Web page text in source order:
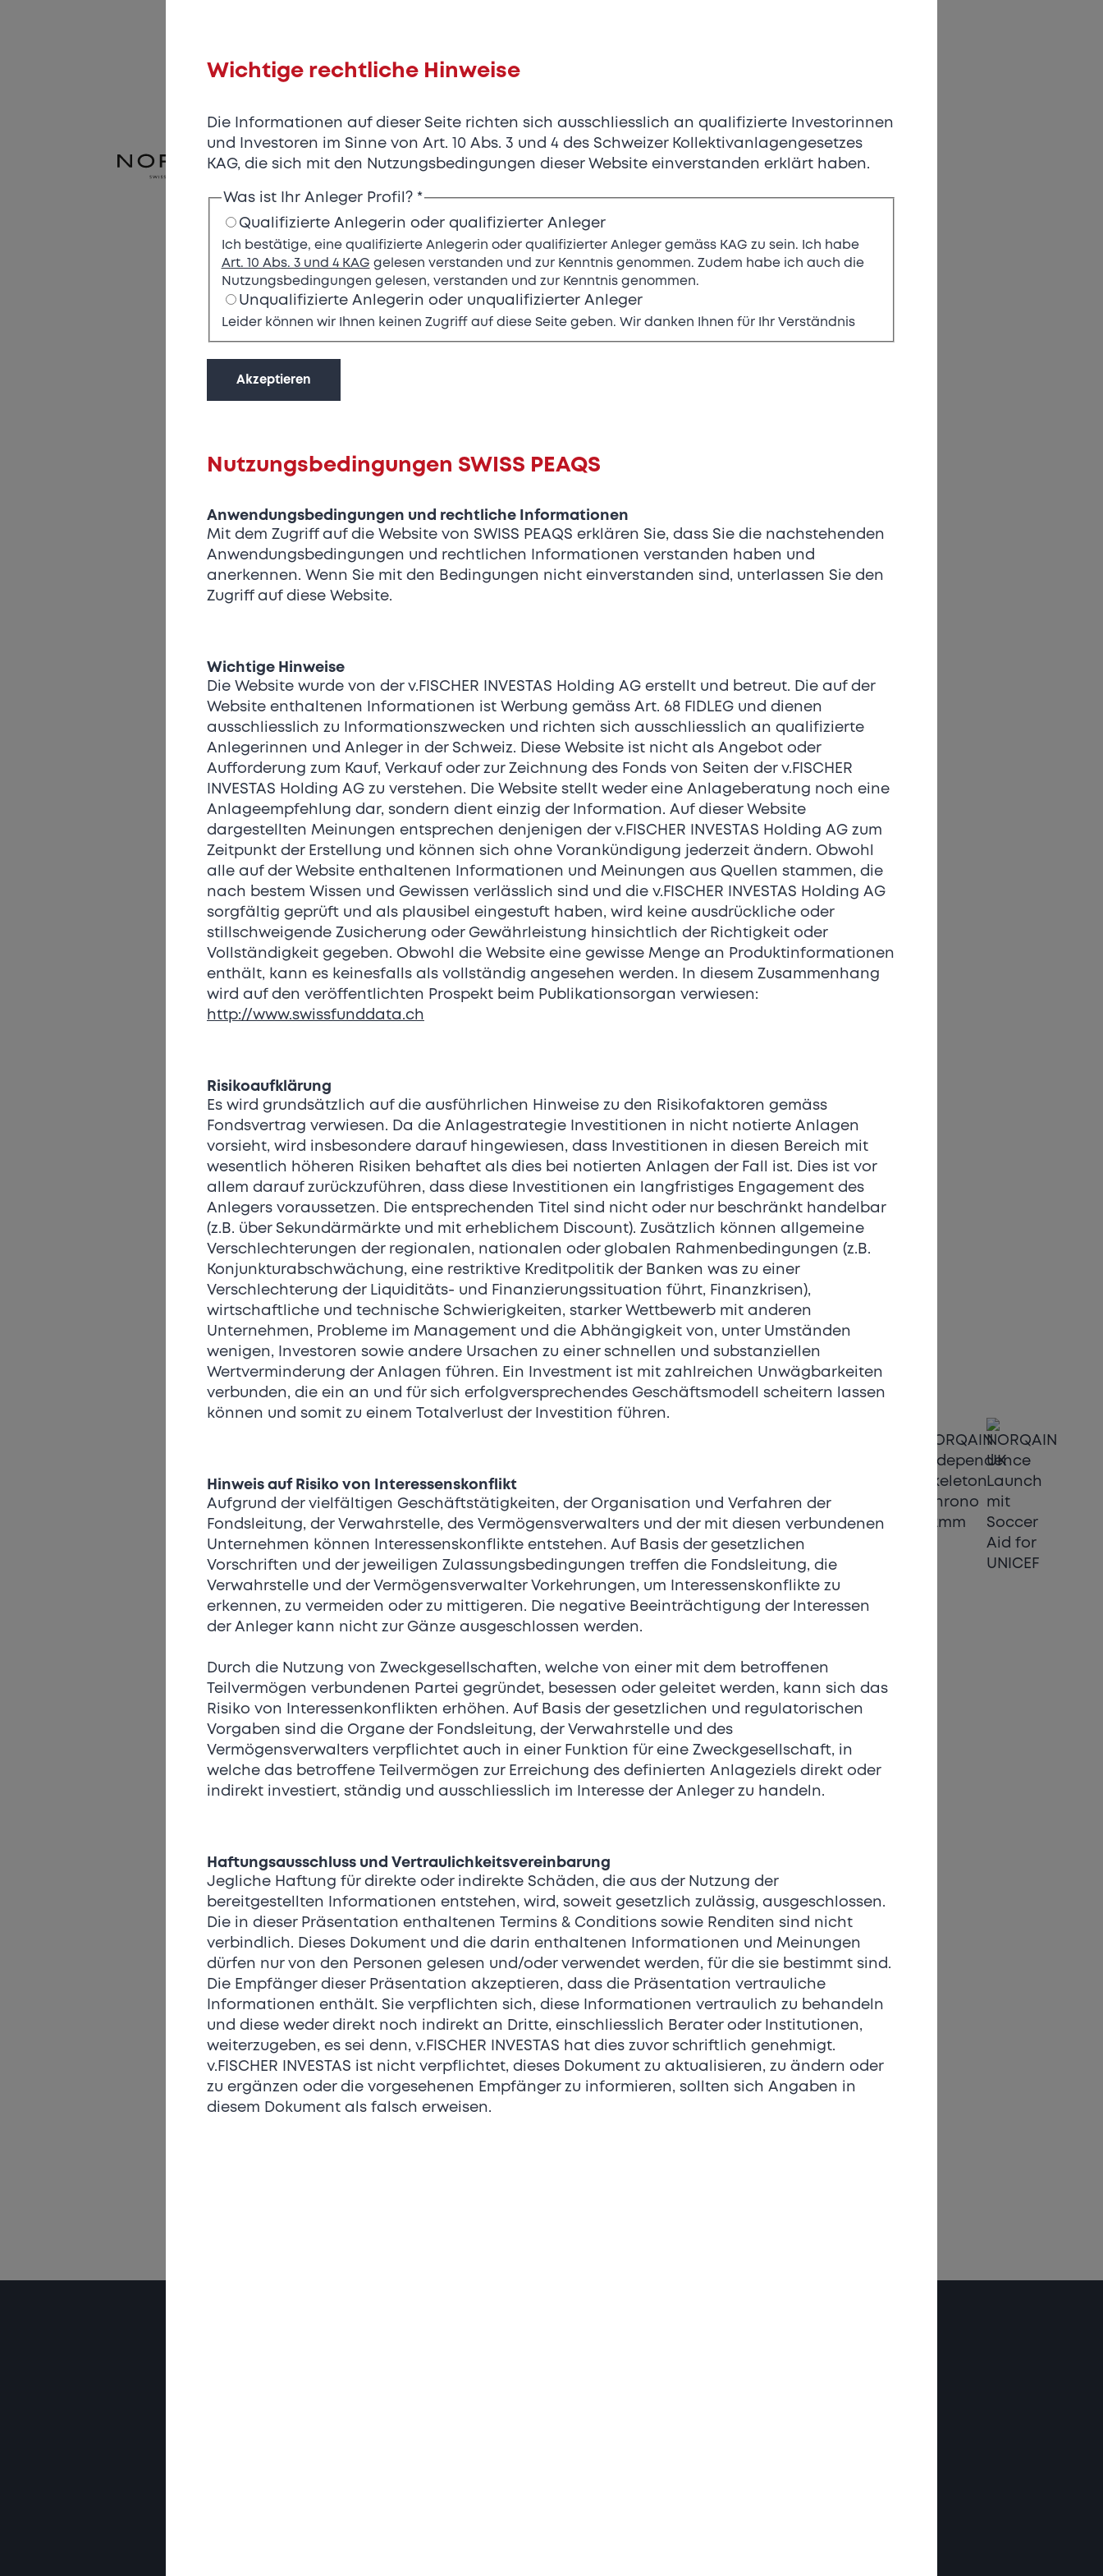
Unabhängigkeit,
Innovation, Schweizer
Uhrmacherkunst
NORQAIN ist eine unabhängige, familiengeführte Schweizer
Uhrenmarke mit Sitz in Nidau bei Biel. Gegründet 2018 von Ben
Küffer, hat sich NORQAIN schnell als angesehene, innovative
darunter Jean-Claude Biver als Advisor to the Board – unterstützt
Drei Kollektionen, ein unverwechselbarer Stil:
Independence : Innovative Sportuhren mit markantem Design
Jede NORQAIN wird mit höchster Präzision in der Schweiz
gefertigt und ausschliesslich mit mechanischen
Automatikwerken ausgestattet. In Zusammenarbeit mit Kenissi
und Manufacture AMT hat NORQAIN exklusive Manufakturkaliber
entwickelt, die Schweizer Präzision und Zuverlässigkeit auf
höchstem Niveau garantieren.
Die Innovationskraft der Marke zeigt sich nicht nur in der
Uhrmacherkunst, sondern auch in der Materialtechnologie:
NORTEQ®, ein eigens entwickeltes Carbonfaser-Material, setzt
neue Massstäbe. Sechsmal leichter als Stahl, extrem
widerstandsfähig und visuell unverkennbar, steht es für
kompromisslose Qualität, modernste Technik und den
unermüdlichen Antrieb, die Grenzen der Uhrmacherei immer
wieder neu zu definieren.
Als unabhängiges Unternehmen geht NORQAIN seinen eigenen
Möchten Sie Teil dieses exklusiven Investment-Kreises werden?
mehr zu NORQAIN In SWISS PEAQS investieren
Bilder
Facts
Mitarbeitende
Mehrheitsbesitz Familie, private
Investorinnen und Investoren,
Schlüsselexponten und
Ambassadoren
Wachstumstreiber
Hochwertige Schweizer
Uhrmacherkunst
Unabhängigkeit & Familienführung
Langfristige Vision &
Innovationskraft
Exklusivität und Community-
Wichtige rechtliche Hinweise
Die Informationen auf dieser Seite richten sich ausschliesslich an qualifizierte Investorinnen
und Investoren im Sinne von Art. 10 Abs. 3 und 4 des Schweizer Kollektivanlagengesetzes
KAG, die sich mit den Nutzungsbedingungen dieser Website einverstanden erklärt haben.
Was ist Ihr Anleger Profil? *
Qualifizierte Anlegerin oder qualifizierter Anleger
Ich bestätige, eine qualifizierte Anlegerin oder qualifizierter Anleger gemäss KAG zu sein. Ich habe
Art. 10 Abs. 3 und 4 KAG gelesen verstanden und zur Kenntnis genommen. Zudem habe ich auch die
Nutzungsbedingungen gelesen, verstanden und zur Kenntnis genommen.
Unqualifizierte Anlegerin oder unqualifizierter Anleger
Leider können wir Ihnen keinen Zugriff auf diese Seite geben. Wir danken Ihnen für Ihr Verständnis
Akzeptieren
Nutzungsbedingungen SWISS PEAQS
Anwendungsbedingungen und rechtliche Informationen
Mit dem Zugriff auf die Website von SWISS PEAQS erklären Sie, dass Sie die nachstehenden
Anwendungsbedingungen und rechtlichen Informationen verstanden haben und
anerkennen. Wenn Sie mit den Bedingungen nicht einverstanden sind, unterlassen Sie den
Zugriff auf diese Website.
Wichtige Hinweise
Die Website wurde von der v.FISCHER INVESTAS Holding AG erstellt und betreut. Die auf der
Website enthaltenen Informationen ist Werbung gemäss Art. 68 FIDLEG und dienen
ausschliesslich zu Informationszwecken und richten sich ausschliesslich an qualifizierte
Anlegerinnen und Anleger in der Schweiz. Diese Website ist nicht als Angebot oder
Aufforderung zum Kauf, Verkauf oder zur Zeichnung des Fonds von Seiten der v.FISCHER
INVESTAS Holding AG zu verstehen. Die Website stellt weder eine Anlageberatung noch eine
Anlageempfehlung dar, sondern dient einzig der Information. Auf dieser Website
dargestellten Meinungen entsprechen denjenigen der v.FISCHER INVESTAS Holding AG zum
Zeitpunkt der Erstellung und können sich ohne Vorankündigung jederzeit ändern. Obwohl
alle auf der Website enthaltenen Informationen und Meinungen aus Quellen stammen, die
nach bestem Wissen und Gewissen verlässlich sind und die v.FISCHER INVESTAS Holding AG
sorgfältig geprüft und als plausibel eingestuft haben, wird keine ausdrückliche oder
stillschweigende Zusicherung oder Gewährleistung hinsichtlich der Richtigkeit oder
Vollständigkeit gegeben. Obwohl die Website eine gewisse Menge an Produktinformationen
enthält, kann es keinesfalls als vollständig angesehen werden. In diesem Zusammenhang
wird auf den veröffentlichten Prospekt beim Publikationsorgan verwiesen:
http://www.swissfunddata.ch
Risikoaufklärung
Es wird grundsätzlich auf die ausführlichen Hinweise zu den Risikofaktoren gemäss
Fondsvertrag verwiesen. Da die Anlagestrategie Investitionen in nicht notierte Anlagen
vorsieht, wird insbesondere darauf hingewiesen, dass Investitionen in diesen Bereich mit
wesentlich höheren Risiken behaftet als dies bei notierten Anlagen der Fall ist. Dies ist vor
allem darauf zurückzuführen, dass diese Investitionen ein langfristiges Engagement des
Anlegers voraussetzen. Die entsprechenden Titel sind nicht oder nur beschränkt handelbar
(z.B. über Sekundärmärkte und mit erheblichem Discount). Zusätzlich können allgemeine
Verschlechterungen der regionalen, nationalen oder globalen Rahmenbedingungen (z.B.
Konjunkturabschwächung, eine restriktive Kreditpolitik der Banken was zu einer
Verschlechterung der Liquiditäts- und Finanzierungssituation führt, Finanzkrisen),
wirtschaftliche und technische Schwierigkeiten, starker Wettbewerb mit anderen
Unternehmen, Probleme im Management und die Abhängigkeit von, unter Umständen
wenigen, Investoren sowie andere Ursachen zu einer schnellen und substanziellen
Wertverminderung der Anlagen führen. Ein Investment ist mit zahlreichen Unwägbarkeiten
verbunden, die ein an und für sich erfolgversprechendes Geschäftsmodell scheitern lassen
können und somit zu einem Totalverlust der Investition führen.
Hinweis auf Risiko von Interessenskonflikt
Aufgrund der vielfältigen Geschäftstätigkeiten, der Organisation und Verfahren der
Fondsleitung, der Verwahrstelle, des Vermögensverwalters und der mit diesen verbundenen
Unternehmen können Interessenskonflikte entstehen. Auf Basis der gesetzlichen
Vorschriften und der jeweiligen Zulassungsbedingungen treffen die Fondsleitung, die
Verwahrstelle und der Vermögensverwalter Vorkehrungen, um Interessenskonflikte zu
erkennen, zu vermeiden oder zu mittigeren. Die negative Beeinträchtigung der Interessen
der Anleger kann nicht zur Gänze ausgeschlossen werden.
Durch die Nutzung von Zweckgesellschaften, welche von einer mit dem betroffenen
Teilvermögen verbundenen Partei gegründet, besessen oder geleitet werden, kann sich das
Risiko von Interessenkonflikten erhöhen. Auf Basis der gesetzlichen und regulatorischen
Vorgaben sind die Organe der Fondsleitung, der Verwahrstelle und des
Vermögensverwalters verpflichtet auch in einer Funktion für eine Zweckgesellschaft, in
welche das betroffene Teilvermögen zur Erreichung des definierten Anlageziels direkt oder
indirekt investiert, ständig und ausschliesslich im Interesse der Anleger zu handeln.
Haftungsausschluss und Vertraulichkeitsvereinbarung
Jegliche Haftung für direkte oder indirekte Schäden, die aus der Nutzung der
bereitgestellten Informationen entstehen, wird, soweit gesetzlich zulässig, ausgeschlossen.
Die in dieser Präsentation enthaltenen Termins & Conditions sowie Renditen sind nicht
verbindlich. Dieses Dokument und die darin enthaltenen Informationen und Meinungen
dürfen nur von den Personen gelesen und/oder verwendet werden, für die sie bestimmt sind.
Die Empfänger dieser Präsentation akzeptieren, dass die Präsentation vertrauliche
Informationen enthält. Sie verpflichten sich, diese Informationen vertraulich zu behandeln
und diese weder direkt noch indirekt an Dritte, einschliesslich Berater oder Institutionen,
weiterzugeben, es sei denn, v.FISCHER INVESTAS hat dies zuvor schriftlich genehmigt.
v.FISCHER INVESTAS ist nicht verpflichtet, dieses Dokument zu aktualisieren, zu ändern oder
zu ergänzen oder die vorgesehenen Empfänger zu informieren, sollten sich Angaben in
diesem Dokument als falsch erweisen.